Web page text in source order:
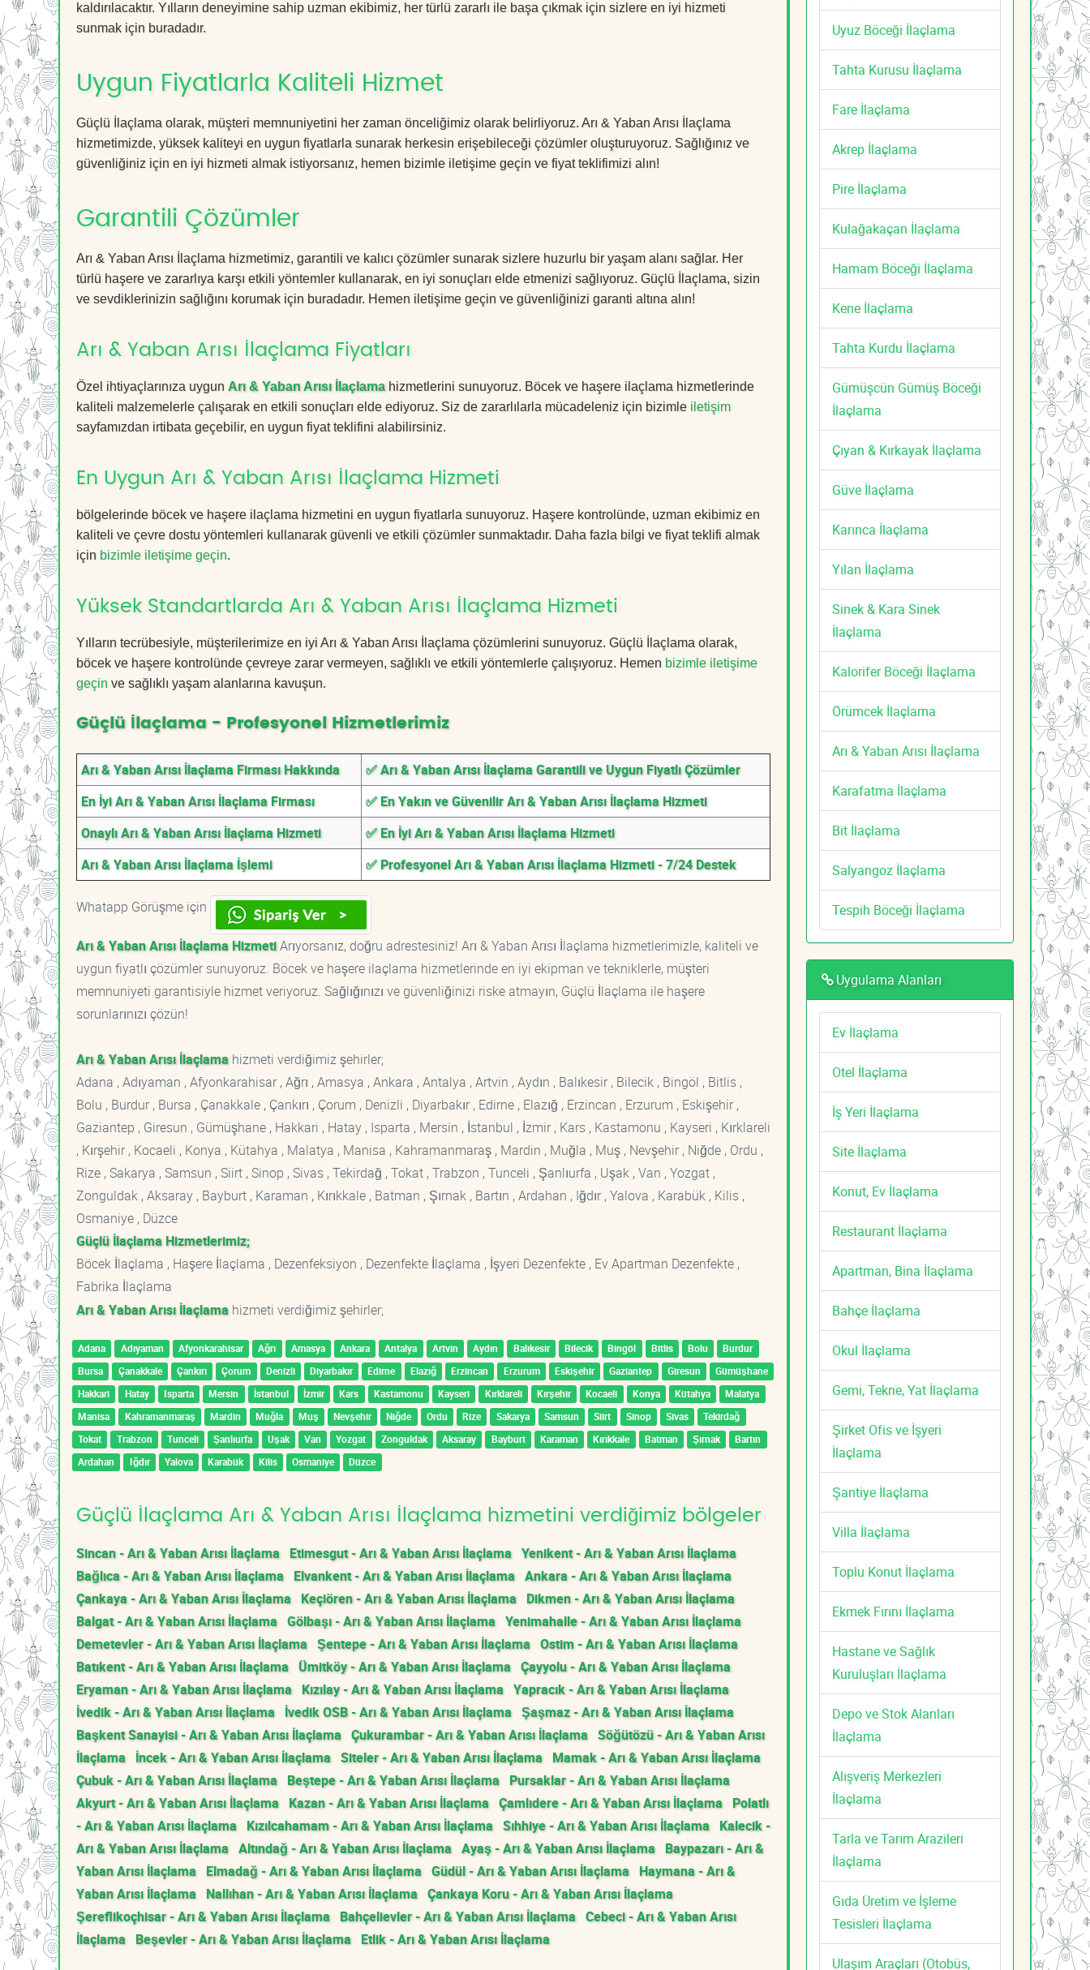
kaldırılacaktır. Yılların deneyimine sahip uzman ekibimiz, her türlü zararlı ile başa çıkmak için sizlere en iyi hizmeti
sunmak için buradadır.
Uygun Fiyatlarla Kaliteli Hizmet
Güçlü İlaçlama olarak, müşteri memnuniyetini her zaman önceliğimiz olarak belirliyoruz. Arı & Yaban Arısı İlaçlama
hizmetimizde, yüksek kaliteyi en uygun fiyatlarla sunarak herkesin erişebileceği çözümler oluşturuyoruz. Sağlığınız ve
güvenliğiniz için en iyi hizmeti almak istiyorsanız, hemen bizimle iletişime geçin ve fiyat teklifimizi alın!
Garantili Çözümler
Arı & Yaban Arısı İlaçlama hizmetimiz, garantili ve kalıcı çözümler sunarak sizlere huzurlu bir yaşam alanı sağlar. Her
türlü haşere ve zararlıya karşı etkili yöntemler kullanarak, en iyi sonuçları elde etmenizi sağlıyoruz. Güçlü İlaçlama, sizin
ve sevdiklerinizin sağlığını korumak için buradadır. Hemen iletişime geçin ve güvenliğinizi garanti altına alın!
Arı & Yaban Arısı İlaçlama Fiyatları
Özel ihtiyaçlarınıza uygun Arı & Yaban Arısı İlaçlamahizmetlerini sunuyoruz. Böcek ve haşere ilaçlama hizmetlerinde
kaliteli malzemelerle çalışarak en etkili sonuçları elde ediyoruz. Siz de zararlılarla mücadeleniz için bizimle iletişim
sayfamızdan irtibata geçebilir, en uygun fiyat teklifini alabilirsiniz.
En Uygun Arı & Yaban Arısı İlaçlama Hizmeti
bölgelerinde böcek ve haşere ilaçlama hizmetini en uygun fiyatlarla sunuyoruz. Haşere kontrolünde, uzman ekibimiz en
kaliteli ve çevre dostu yöntemleri kullanarak güvenli ve etkili çözümler sunmaktadır. Daha fazla bilgi ve fiyat teklifi almak
için bizimle iletişime geçin.
Yüksek Standartlarda Arı & Yaban Arısı İlaçlama Hizmeti
Yılların tecrübesiyle, müşterilerimize en iyi Arı & Yaban Arısı İlaçlama çözümlerini sunuyoruz. Güçlü İlaçlama olarak,
böcek ve haşere kontrolünde çevreye zarar vermeyen, sağlıklı ve etkili yöntemlerle çalışıyoruz. Hemen bizimle iletişime
geçin ve sağlıklı yaşam alanlarına kavuşun.
Güçlü İlaçlama - Profesyonel Hizmetlerimiz
Arı & Yaban Arısı İlaçlama Firması Hakkında
✅ Arı & Yaban Arısı İlaçlama Garantili ve Uygun Fiyatlı Çözümler
En İyi Arı & Yaban Arısı İlaçlama Firması
✅ En Yakın ve Güvenilir Arı & Yaban Arısı İlaçlama Hizmeti
Onaylı Arı & Yaban Arısı İlaçlama Hizmeti
✅ En İyi Arı & Yaban Arısı İlaçlama Hizmeti
Arı & Yaban Arısı İlaçlama İşlemi
✅ Profesyonel Arı & Yaban Arısı İlaçlama Hizmeti - 7/24 Destek
Whatapp Görüşme için
Arı & Yaban Arısı İlaçlama HizmetiArıyorsanız, doğru adrestesiniz! Arı & Yaban Arısı İlaçlama hizmetlerimizle, kaliteli ve
uygun fiyatlı çözümler sunuyoruz. Böcek ve haşere ilaçlama hizmetlerinde en iyi ekipman ve tekniklerle, müşteri
memnuniyeti garantisiyle hizmet veriyoruz. Sağlığınızı ve güvenliğinizi riske atmayın, Güçlü İlaçlama ile haşere
sorunlarınızı çözün!
Arı & Yaban Arısı İlaçlama hizmeti verdiğimiz şehirler;
Adana , Adıyaman , Afyonkarahisar , Ağrı , Amasya , Ankara , Antalya , Artvin , Aydın , Balıkesir , Bilecik , Bingöl , Bitlis ,
Bolu , Burdur , Bursa , Çanakkale , Çankırı , Çorum , Denizli , Diyarbakır , Edirne , Elazığ , Erzincan , Erzurum , Eskişehir ,
Gaziantep , Giresun , Gümüşhane , Hakkari , Hatay , Isparta , Mersin , İstanbul , İzmir , Kars , Kastamonu , Kayseri , Kırklareli
, Kırşehir , Kocaeli , Konya , Kütahya , Malatya , Manisa , Kahramanmaraş , Mardin , Muğla , Muş , Nevşehir , Niğde , Ordu ,
Rize , Sakarya , Samsun , Siirt , Sinop , Sivas , Tekirdağ , Tokat , Trabzon , Tunceli , Şanlıurfa , Uşak , Van , Yozgat ,
Zonguldak , Aksaray , Bayburt , Karaman , Kırıkkale , Batman , Şırnak , Bartın , Ardahan , Iğdır , Yalova , Karabük , Kilis ,
Osmaniye , Düzce
Güçlü İlaçlama Hizmetlerimiz;
Böcek İlaçlama , Haşere İlaçlama , Dezenfeksiyon , Dezenfekte İlaçlama , İşyeri Dezenfekte , Ev Apartman Dezenfekte ,
Fabrika İlaçlama
Arı & Yaban Arısı İlaçlama hizmeti verdiğimiz şehirler;
Adana Adıyaman Afyonkarahisar Ağrı Amasya Ankara Antalya Artvin Aydın Balıkesir Bilecik Bingöl Bitlis Bolu
Burdur
Bursa
Çanakkale Çankırı Çorum Denizli Diyarbakır Edirne Elazığ Erzincan Erzurum Eskişehir Gaziantep Giresun
Gümüşhane
Hakkari
Hatay Isparta Mersin İstanbul İzmir Kars Kastamonu Kayseri Kırklareli Kırşehir Kocaeli Konya Kütahya
Malatya
Manisa
Kahramanmaraş Mardin Muğla Muş Nevşehir Niğde Ordu Rize Sakarya Samsun Siirt Sinop Sivas
Tekirdağ
Tokat
Trabzon Tunceli Şanlıurfa Uşak Van Yozgat Zonguldak Aksaray Bayburt Karaman Kırıkkale Batman Şırnak
Bartın
Ardahan
Iğdır Yalova Karabük Kilis Osmaniye Düzce
Güçlü İlaçlama Arı & Yaban Arısı İlaçlama hizmetini verdiğimiz bölgeler
Sincan - Arı & Yaban Arısı İlaçlama Etimesgut - Arı & Yaban Arısı İlaçlama Yenikent - Arı & Yaban Arısı İlaçlama
Bağlıca - Arı & Yaban Arısı İlaçlama Elvankent - Arı & Yaban Arısı İlaçlama Ankara - Arı & Yaban Arısı İlaçlama
Çankaya - Arı & Yaban Arısı İlaçlama Keçiören - Arı & Yaban Arısı İlaçlama Dikmen - Arı & Yaban Arısı İlaçlama
Balgat - Arı & Yaban Arısı İlaçlama Gölbaşı - Arı & Yaban Arısı İlaçlama Yenimahalle - Arı & Yaban Arısı İlaçlama
Demetevler - Arı & Yaban Arısı İlaçlama Şentepe - Arı & Yaban Arısı İlaçlama Ostim - Arı & Yaban Arısı İlaçlama
Batıkent - Arı & Yaban Arısı İlaçlama Ümitköy - Arı & Yaban Arısı İlaçlama Çayyolu - Arı & Yaban Arısı İlaçlama
Eryaman - Arı & Yaban Arısı İlaçlama Kızılay - Arı & Yaban Arısı İlaçlama Yapracık - Arı & Yaban Arısı İlaçlama
İvedik - Arı & Yaban Arısı İlaçlama İvedik OSB - Arı & Yaban Arısı İlaçlama Şaşmaz - Arı & Yaban Arısı İlaçlama
Başkent Sanayisi - Arı & Yaban Arısı İlaçlama Çukurambar - Arı & Yaban Arısı İlaçlama Söğütözü - Arı & Yaban Arısı
İlaçlama İncek - Arı & Yaban Arısı İlaçlama Siteler - Arı & Yaban Arısı İlaçlama Mamak - Arı & Yaban Arısı İlaçlama
Çubuk - Arı & Yaban Arısı İlaçlama Beştepe - Arı & Yaban Arısı İlaçlama Pursaklar - Arı & Yaban Arısı İlaçlama
Akyurt - Arı & Yaban Arısı İlaçlama Kazan - Arı & Yaban Arısı İlaçlama Çamlıdere - Arı & Yaban Arısı İlaçlama Polatlı
- Arı & Yaban Arısı İlaçlama Kızılcahamam - Arı & Yaban Arısı İlaçlama Sıhhiye - Arı & Yaban Arısı İlaçlama Kalecik -
Arı & Yaban Arısı İlaçlama Altındağ - Arı & Yaban Arısı İlaçlama Ayaş - Arı & Yaban Arısı İlaçlama Baypazarı - Arı &
Yaban Arısı İlaçlama Elmadağ - Arı & Yaban Arısı İlaçlama Güdül - Arı & Yaban Arısı İlaçlama Haymana - Arı &
Yaban Arısı İlaçlama Nallıhan - Arı & Yaban Arısı İlaçlama Çankaya Koru - Arı & Yaban Arısı İlaçlama
Şereflikoçhisar - Arı & Yaban Arısı İlaçlama Bahçelievler - Arı & Yaban Arısı İlaçlama Cebeci - Arı & Yaban Arısı
İlaçlama Beşevler - Arı & Yaban Arısı İlaçlama Etlik - Arı & Yaban Arısı İlaçlama
Uyuz Böceği İlaçlama
Tahta Kurusu İlaçlama
Fare İlaçlama
Akrep İlaçlama
Pire İlaçlama
Kulağakaçan İlaçlama
Hamam Böceği İlaçlama
Kene İlaçlama
Tahta Kurdu İlaçlama
Gümüşcün Gümüş Böceği
İlaçlama
Çıyan & Kırkayak İlaçlama
Güve İlaçlama
Karınca İlaçlama
Yılan İlaçlama
Sinek & Kara Sinek
İlaçlama
Kalorifer Böceği İlaçlama
Örümcek İlaçlama
Arı & Yaban Arısı İlaçlama
Karafatma İlaçlama
Bit İlaçlama
Salyangoz İlaçlama
Tespih Böceği İlaçlama
Uygulama Alanları
Ev İlaçlama
Otel İlaçlama
İş Yeri İlaçlama
Site İlaçlama
Konut, Ev İlaçlama
Restaurant İlaçlama
Apartman, Bina İlaçlama
Bahçe İlaçlama
Okul İlaçlama
Gemi, Tekne, Yat İlaçlama
Şirket Ofis ve İşyeri
İlaçlama
Şantiye İlaçlama
Villa İlaçlama
Toplu Konut İlaçlama
Ekmek Fırını İlaçlama
Hastane ve Sağlık
Kuruluşları İlaçlama
Depo ve Stok Alanları
İlaçlama
Alışveriş Merkezleri
İlaçlama
Tarla ve Tarım Arazileri
İlaçlama
Gıda Üretim ve İşleme
Tesisleri İlaçlama
Ulaşım Araçları (Otobüs,